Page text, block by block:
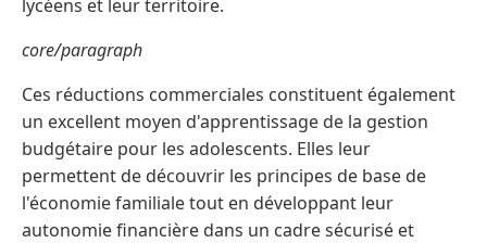
lycéens et leur territoire.
core/paragraph
Ces réductions commerciales constituent également
un excellent moyen d'apprentissage de la gestion
budgétaire pour les adolescents. Elles leur
permettent de découvrir les principes de base de
l'économie familiale tout en développant leur
autonomie financière dans un cadre sécurisé et